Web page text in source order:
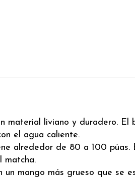
material liviano y duradero.
el agua caliente.
alrededor de 80 a 100
matcha.
mango más grueso que se